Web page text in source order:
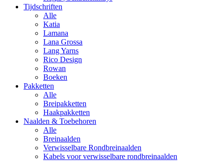
Tijdschriften
Alle
Katia
Lamana
Lana Grossa
Lang Yarns
Rico Design
Rowan
Boeken
Pakketten
Alle
Breipakketten
Haakpakketten
Naalden & Toebehoren
Alle
Breinaalden
Verwisselbare Rondbreinaalden
Kabels voor verwisselbare rondbreinaalden